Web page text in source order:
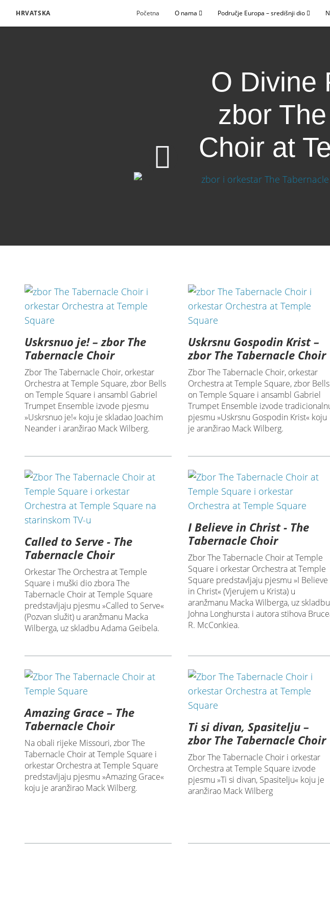
HRVATSKA Početna O nama Područje Europa – središnji dio
O Divine
zbor
Choir at
Uskrsnuo je! – zbor The
Tabernacle Choir
Zbor The Tabernacle Choir, orkestar
Orchestra at Temple Square, zbor Bells
on Temple Square i ansambl Gabriel
Trumpet Ensemble izvode pjesmu
»Uskrsnuo je!« koju je skladao Joachim
Neander i aranžirao Mack Wilberg.
Uskrsnu Gospodin Krist –
zbor The Tabernacle Choir
Zbor The Tabernacle Choir, orkestar
Orchestra at Temple Square, zbor Bells
on Temple Square i ansambl Gabriel
Trumpet Ensemble izvode
pjesmu »Uskrsnu Gospodin Krist« koju
je aranžirao Mack Wilberg.
Called to Serve - The
Tabernacle Choir
Orkestar The Orchestra at Temple
Square i muški dio zbora The
Tabernacle Choir at Temple Square
predstavljaju pjesmu »Called to Serve«
(Pozvan služit) u aranžmanu Macka
Wilberga, uz skladbu Adama Geibela.
I Believe in Christ - The
Tabernacle Choir
Zbor The Tabernacle Choir at Temple
Square i orkestar Orchestra at Temple
Square predstavljaju pjesmu »I Believe
in Christ« (Vjerujem u Krista) u
aranžmanu Macka Wilberga, uz skladbu
Johna Longhursta i autora stihova
R. McConkiea.
Amazing Grace – The
Tabernacle Choir
Na obali rijeke Missouri, zbor The
Tabernacle Choir at Temple Square i
orkestar Orchestra at Temple Square
predstavljaju pjesmu »Amazing Grace«
koju je aranžirao Mack Wilberg.
Ti si divan, Spasitelju –
zbor The Tabernacle Choir
Zbor The Tabernacle Choir i orkestar
Orchestra at Temple Square izvode
pjesmu »Ti si divan, Spasitelju« koju je
aranžirao Mack Wilberg